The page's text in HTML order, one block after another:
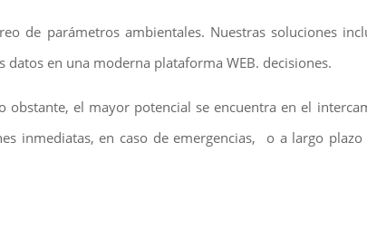
de parámetros ambientales. Nuestras soluciones
en una moderna plataforma WEB. decisiones.
el mayor potencial se encuentra en el
inmediatas, en caso de emergencias, o a largo plazo